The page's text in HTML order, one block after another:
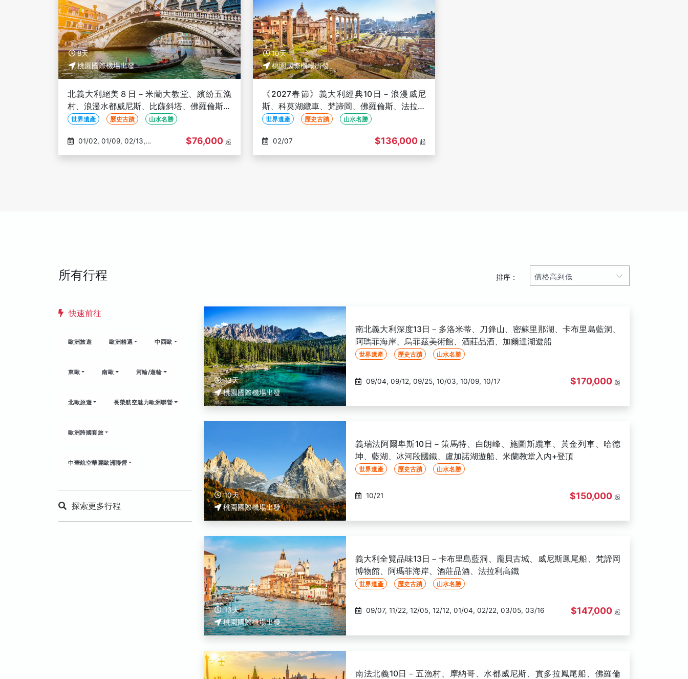
8天
桃園國際機場出發
北義大利絕美８日－米蘭大教堂、繽紛五漁
村、浪漫水都威尼斯、比薩斜塔、佛羅倫斯、
貝爾加莫絕美古城
世界遺產 歷史古蹟 山水名勝
$76,000 起
10天
桃園國際機場出發
《2027春節》義大利經典10日－浪漫威尼
斯、科莫湖纜車、梵諦岡、佛羅倫斯、法拉利
高鐵、米蘭五星、長榮直飛
世界遺產 歷史古蹟 山水名勝
02/07 $136,000 起
所有行程 排序：
快速前往
歐洲旅遊 歐洲精選 中西歐
東歐 南歐 河輪/遊輪
北歐旅遊 長榮航空魅力歐洲聯營
歐洲跨國套旅
中華航空華麗歐洲聯營
探索更多行程
13天
桃園國際機場出發
南北義大利深度13日－多洛米蒂、刀鋒山、密蘇里那湖、卡布里島藍洞、
阿瑪菲海岸、烏菲茲美術館、酒莊品酒、加爾達湖遊船
世界遺產 歷史古蹟 山水名勝
09/04, 09/12, 09/25, 10/03, 10/09, 10/17 $170,000 起
10天
桃園國際機場出發
義瑞法阿爾卑斯10日－策馬特、白朗峰、施圖斯纜車、黃金列車、哈德
坤、藍湖、冰河段國鐵、盧加諾湖遊船、米蘭教堂入內+登頂
世界遺產 歷史古蹟 山水名勝
10/21 $150,000 起
13天
桃園國際機場出發
義大利全覽品味13日－卡布里島藍洞、龐貝古城、威尼斯鳳尾船、梵諦岡
博物館、阿瑪菲海岸、酒莊品酒、法拉利高鐵
世界遺產 歷史古蹟 山水名勝
09/07, 11/22, 12/05, 12/12, 01/04, 02/22, 03/05, 03/16 $147,000 起
南法北義10日－五漁村、摩納哥、水都威尼斯、貢多拉鳳尾船、佛羅倫